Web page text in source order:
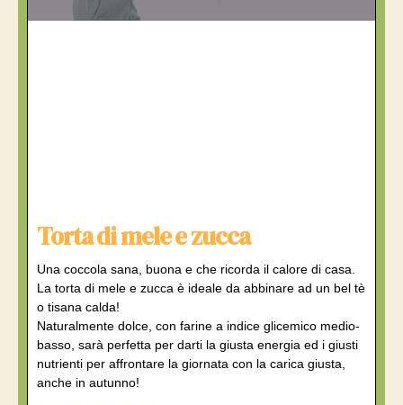
Torta di mele e zucca
Una coccola sana, buona e che ricorda il calore di casa.
La torta di mele e zucca è ideale da abbinare ad un bel tè
o tisana calda!
Naturalmente dolce, con farine a indice glicemico medio-
basso, sarà perfetta per darti la giusta energia ed i giusti
nutrienti per affrontare la giornata con la carica giusta,
anche in autunno!